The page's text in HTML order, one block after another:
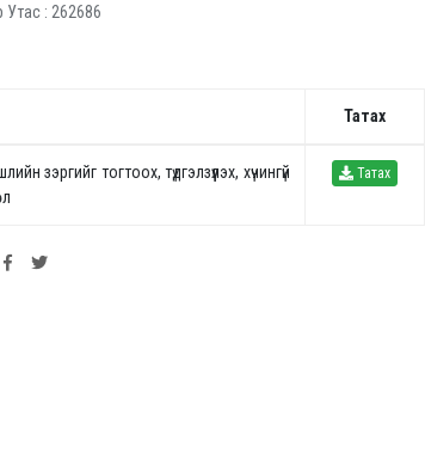
Утас : 262686
Татах
тогтоох, түдгэлзүүлэх, хүчингүй
Татах